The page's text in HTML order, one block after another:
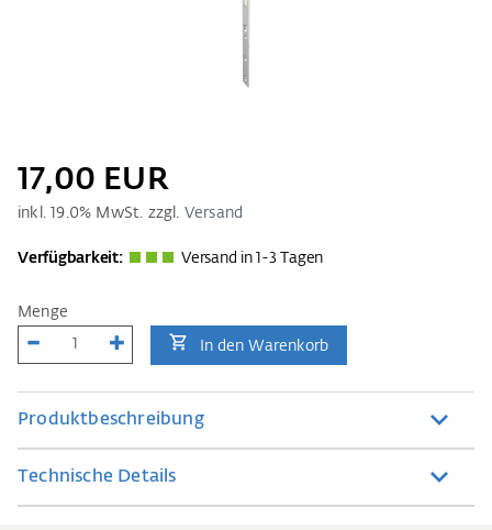
17,00 EUR
inkl.19.0% MwSt. zzgl. Versand
Verfügbarkeit: Versand in 1-3 Tagen
Menge
In den Warenkorb
Produktbeschreibung
Technische Details